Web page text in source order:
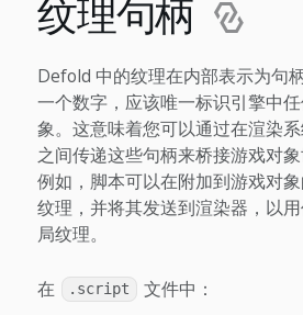
纹理句柄
Defold 中的纹理在内部表示为句
一个数字，应该唯一标识引擎中
象。这意味着您可以通过在渲染
之间传递这些句柄来桥接游戏对象
例如，脚本可以在附加到游戏对
纹理，并将其发送到渲染器，以
局纹理。
在 .script 文件中：